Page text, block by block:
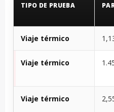
TIPO DE PRUEBA
Viaje térmico
Viaje térmico
Viaje térmico